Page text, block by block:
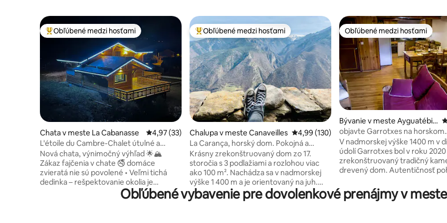
Najobľúbenejšie medzi hosťami
Obľúbené medzi hosťami
Chata v meste La Cabanasse Priemerné ohodnotenie 4,97 z 5, počet hodnotení: 33
4,97 (33)
L'étoile du Cambre-Chalet útulné a
pokojné – 1 až 9 osôb
Nová chata, výnimočný výhľad 🌟🏔
Zákaz fajčenia v chate 🚭 domáce
zvieratá nie sú povolené • Veľmi tichá
dedinka – rešpektovanie okolia je
nevyhnutné. • Nová, útulná chata s
nádherným výhľadom na Cambre d’Aze •
Najobľúbenejšie medzi hosťami
Obľúbené medzi hosťami
Chalupa v meste Canaveilles Priemerné ohodnotenie 4,99 z 5, počet
4,99 (130)
La Carança, horský dom. Pokojná a
príroda!
Krásny zrekonštruovaný dom zo 17.
storočia s 3 podlažiami a rozlohou viac
ako 100 m². Nachádza sa v nadmorskej
výške 1 400 m a je orientovaný na juh.
Ponúka veľkú, veľmi kvetnatú záhradu a
úchvatný výhľad na údolie, masívy
Obľúbené medzi hosťami
Obľúbené medzi hosťami
Bývanie v meste Ayguatébia
-Talau
objavte Garrotxes na horskom
elektrickom bicykli
V nadmorskej výške 1400 m v
údolí Garrotxes bol v roku 2020
zrekonštruovaný tradičný
drevený dom. Autentičnosť
Nachádza sa v hornej časti
okraji lesa a je ideálnym
Obľúbené vybavenie pre dovolenkové prenájmy v